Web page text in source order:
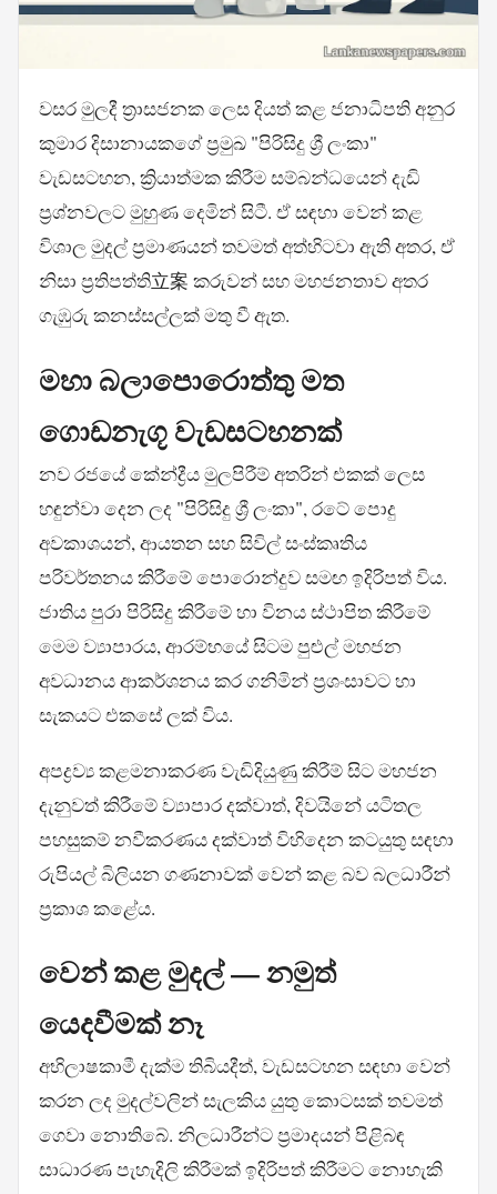
වසර මුලදී ත්‍රාසජනක ලෙස දියත් කළ ජනාධිපති අනුර
කුමාර දිසානායකගේ ප්‍රමුඛ "පිරිසිදු ශ්‍රී ලංකා"
වැඩසටහන, ක්‍රියාත්මක කිරීම සම්බන්ධයෙන් දැඩි
ප්‍රශ්නවලට මුහුණ දෙමින් සිටී. ඒ සඳහා වෙන් කළ
විශාල මුදල් ප්‍රමාණයන් තවමත් අත්හිටවා ඇති අතර, ඒ
නිසා ප්‍රතිපත්ති立案 කරුවන් සහ මහජනතාව අතර
ගැඹුරු කනස්සල්ලක් මතු වී ඇත.
මහා බලාපොරොත්තු මත
ගොඩනැගූ වැඩසටහනක්
නව රජයේ කේන්ද්‍රීය මුලපිරීම් අතරින් එකක් ලෙස
හඳුන්වා දෙන ලද "පිරිසිදු ශ්‍රී ලංකා", රටේ පොදු
අවකාශයන්, ආයතන සහ සිවිල් සංස්කෘතිය
පරිවර්තනය කිරීමේ පොරොන්දුව සමඟ ඉදිරිපත් විය.
ජාතිය පුරා පිරිසිදු කිරීමේ හා විනය ස්ථාපිත කිරීමේ
මෙම ව්‍යාපාරය, ආරම්භයේ සිටම පුළුල් මහජන
අවධානය ආකර්ශනය කර ගනිමින් ප්‍රශංසාවට හා
සැකයට එකසේ ලක් විය.
අපද්‍රව්‍ය කළමනාකරණ වැඩිදියුණු කිරීම් සිට මහජන
දැනුවත් කිරීමේ ව්‍යාපාර දක්වාත්, දිවයිනේ යටිතල
පහසුකම් නවීකරණය දක්වාත් විහිදෙන කටයුතු සඳහා
රුපියල් බිලියන ගණනාවක් වෙන් කළ බව බලධාරීන්
ප්‍රකාශ කළේය.
වෙන් කළ මුදල් — නමුත්
යෙදවීමක් නෑ
අභිලාෂකාමී දැක්ම තිබියදීත්, වැඩසටහන සඳහා වෙන්
කරන ලද මුදල්වලින් සැලකිය යුතු කොටසක් තවමත්
ගෙවා නොතිබේ. නිලධාරීන්ට ප්‍රමාදයන් පිළිබඳ
සාධාරණ පැහැදිලි කිරීමක් ඉදිරිපත් කිරීමට නොහැකි